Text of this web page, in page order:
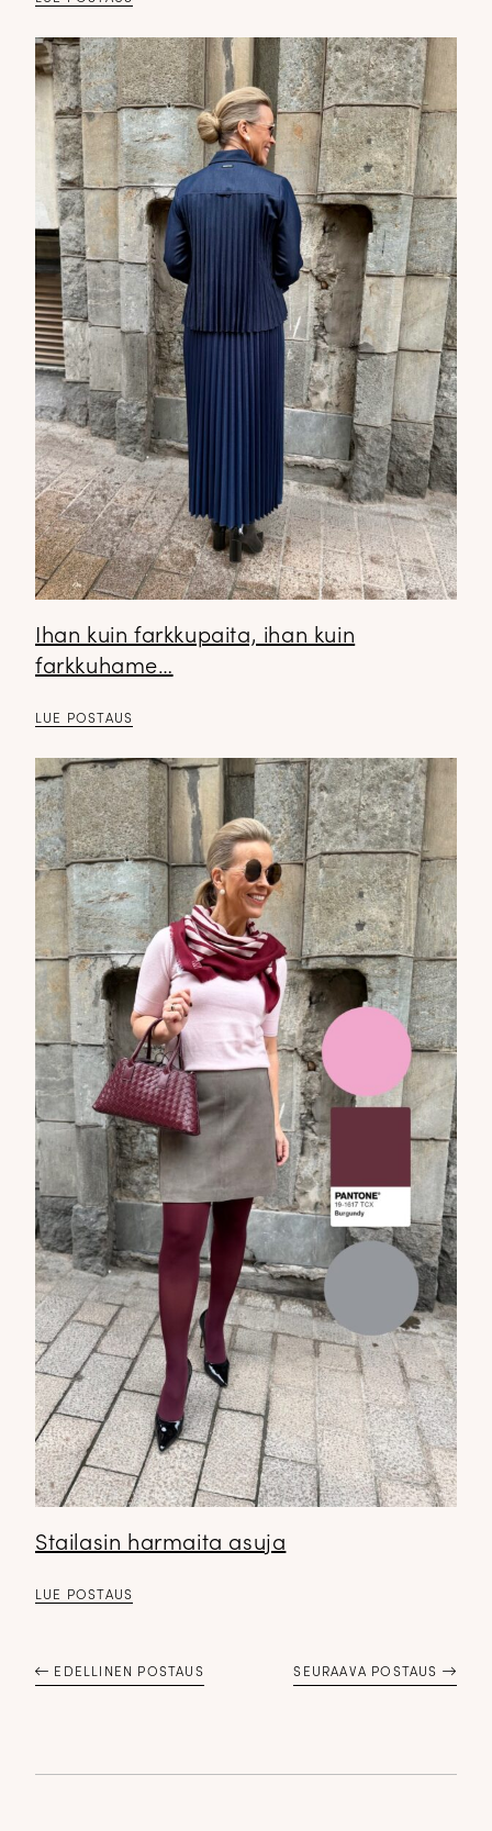
Ihan kuin farkkupaita, ihan kuin
farkkuhame…
LUE POSTAUS
Stailasin harmaita asuja
LUE POSTAUS
EDELLINEN POSTAUS SEURAAVA POSTAUS
DOPP tyylikirje!
Tilaa tyylikirje ja inspiroidu ajattomasta tyylistä sekä uusista
näkökulmista pukeutumiseen — arkeen ja juhlaan. Uutiset,
uutuudet ja ajattomat ideat saapuvat suoraan sähköpostiisi!
Tilaa tyylikirje